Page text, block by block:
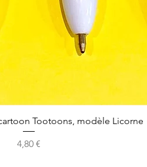
Tootoons, modèle Licorne
Prix
4,80 €